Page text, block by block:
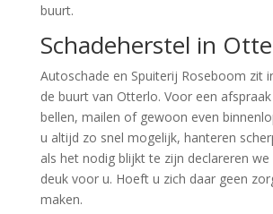
buurt.
Schadeherstel in
Autoschade en Spuiterij Roseboom zit
de buurt van Otterlo. Voor een
bellen, mailen of gewoon even
u altijd zo snel mogelijk, hanteren
als het nodig blijkt te zijn declareren
deuk voor u. Hoeft u zich daar geen
maken.